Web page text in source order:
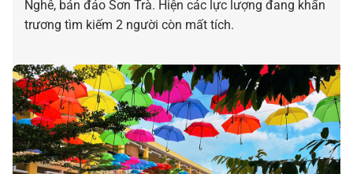
Nghê, bán đảo Sơn Trà. Hiện các lực lượng đang khẩn
trương tìm kiếm 2 người còn mất tích.